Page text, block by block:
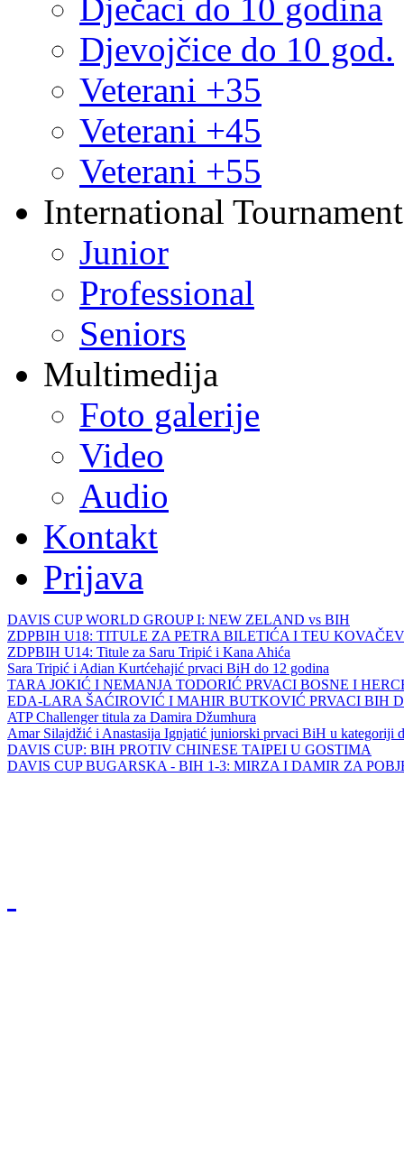
Dječaci do 10 godina
Djevojčice do 10 god.
Veterani +35
Veterani +45
Veterani +55
International
Junior
Professional
Seniors
Multimedija
Foto galerije
Video
Audio
Kontakt
Prijava
DAVIS CUP WORLD GROUP I: NEW ZELAND vs BIH
ZDPBIH U18: TITULE ZA PETRA BILETIĆA I TEU
ZDPBIH U14: Titule za Saru Tripić i Kana Ahića
Sara Tripić i Adian Kurtćehajić prvaci BiH do 12 godina
TARA JOKIĆ I NEMANJA TODORIĆ PRVACI BOSNE I
EDA-LARA ŠAĆIROVIĆ I MAHIR BUTKOVIĆ PRVACI BIH
ATP Challenger titula za Damira Džumhura
Amar Silajdžić i Anastasija Ignjatić juniorski prvaci BiH u kategoriji
DAVIS CUP: BIH PROTIV CHINESE TAIPEI U GOSTIMA
DAVIS CUP BUGARSKA - BIH 1-3: MIRZA I DAMIR ZA